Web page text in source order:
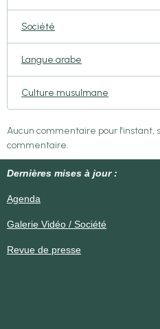
Société
Langue arabe
Culture musulmane
Aucun commentaire pour l'instant,
commentaire.
Dernières mises à jour :
Agenda
Galerie Vidéo / Société
Revue de presse